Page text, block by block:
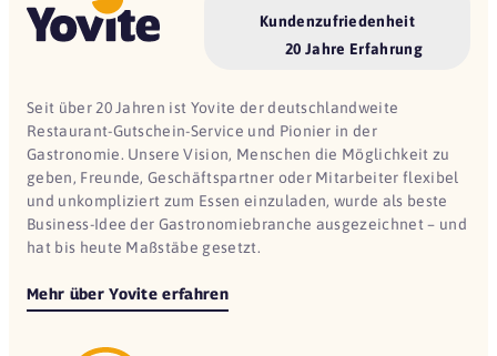
Kundenzufriedenheit
20 Jahre Erfahrung
Seit über 20 Jahren ist Yovite der deutschlandweite
Restaurant-Gutschein-Service und Pionier in der
Gastronomie. Unsere Vision, Menschen die Möglichkeit zu
geben, Freunde, Geschäftspartner oder Mitarbeiter flexibel
und unkompliziert zum Essen einzuladen, wurde als beste
Business-Idee der Gastronomiebranche ausgezeichnet – und
hat bis heute Maßstäbe gesetzt.
Mehr über Yovite erfahren